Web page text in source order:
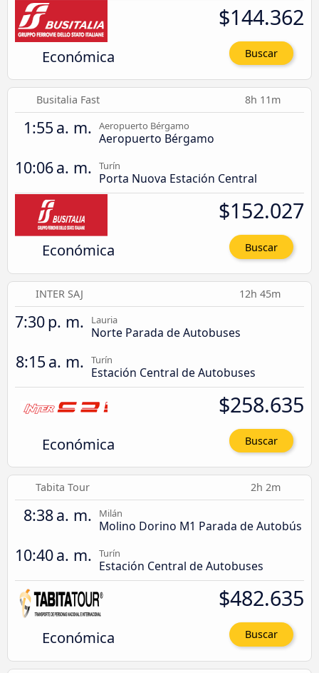
Económica
$144.362
Buscar
Busitalia Fast 8h 11m
1:55 a. m. Aeropuerto Bérgamo
Aeropuerto Bérgamo
10:06 a. m. Turín
Porta Nuova Estación Central
Económica
$152.027
Buscar
INTER SAJ 12h 45m
7:30 p. m. Lauria
Norte Parada de Autobuses
8:15 a. m. Turín
Estación Central de Autobuses
Económica
$258.635
Buscar
Tabita Tour 2h 2m
8:38 a. m. Milán
Molino Dorino M1 Parada de Autobús
10:40 a. m. Turín
Estación Central de Autobuses
Económica
$482.635
Buscar